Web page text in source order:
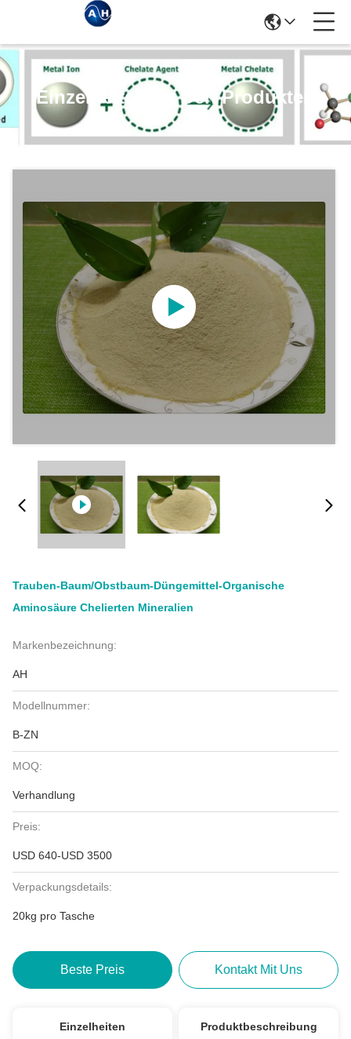
Einzelheiten Zu Den Produkten
Trauben-Baum/Obstbaum-Düngemittel-Organische
Aminosäure Chelierten Mineralien
Markenbezeichnung:
AH
Modellnummer:
B-ZN
MOQ:
Verhandlung
Preis:
USD 640-USD 3500
Verpackungsdetails:
20kg pro Tasche
Beste Preis Kontakt Mit Uns
Einzelheiten Produktbeschreibung